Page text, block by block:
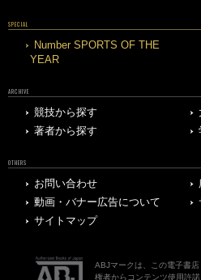
SPECIAL
Number SPORTS OF THE
YEAR
ARCHIVE
競技から探す
著者から探す
OTHERS
お問い合わせ
動画・バナー広告について
サイトマップ
ABJマークは、この電子書
権者からコンテンツ使用許